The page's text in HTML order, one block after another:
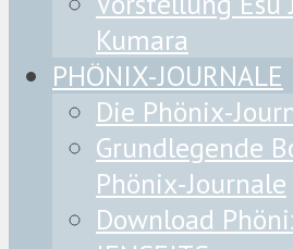
Kumara
PHÖNIX-JOURNALE
Die Phönix-
Grundlegende
Phönix-Journale
Download